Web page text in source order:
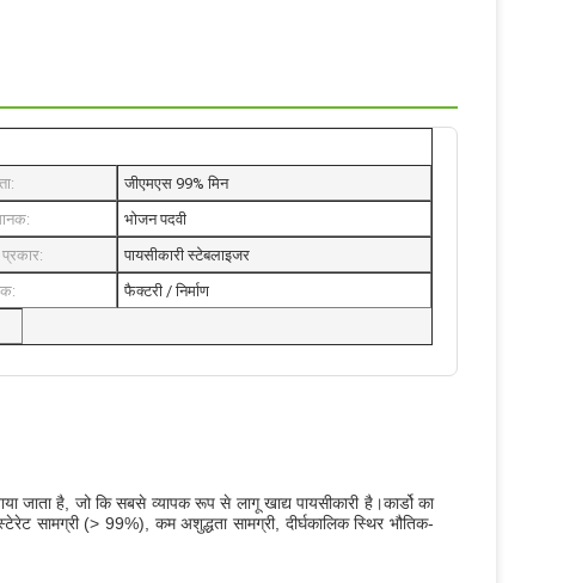
जीएमएस 99% मिन
भोजन पदवी
प्रकार:
पायसीकारी स्टेबलाइजर
फैक्टरी / निर्माण
जाता है, जो कि सबसे व्यापक रूप से लागू खाद्य पायसीकारी है।कार्डो का
सामग्री (> 99%), कम अशुद्धता सामग्री, दीर्घकालिक स्थिर भौतिक-